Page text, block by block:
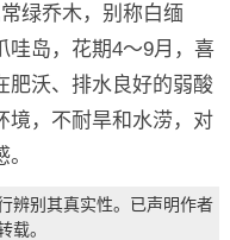
绿乔木，别称白缅
哇岛，花期4～9月，喜
肥沃、排水良好的弱酸
境，不耐旱和水涝，对
辨别其真实性。已声明作者
载。